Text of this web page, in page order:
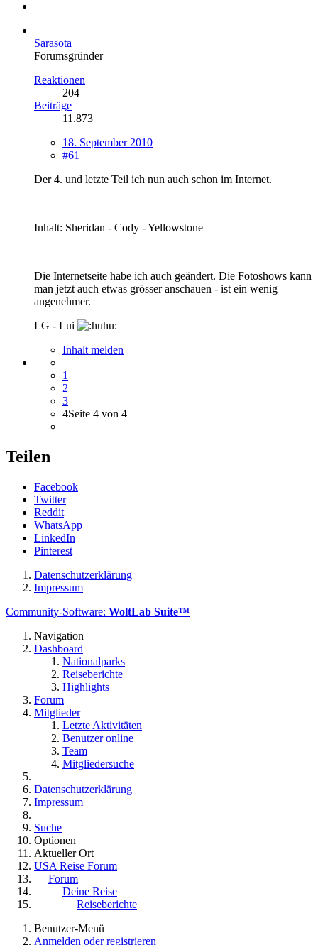
Sarasota
Forumsgründer
Reaktionen
204
Beiträge
11.873
18. September 2010
#61
Der 4. und letzte Teil ich nun auch schon im Internet.
Inhalt: Sheridan - Cody - Yellowstone
Die Internetseite habe ich auch geändert. Die Fotoshows kann
man jetzt auch etwas grösser anschauen - ist ein wenig
angenehmer.
LG - Lui
Inhalt melden
1
2
3
4Seite 4 von 4
Teilen
Facebook
Twitter
Reddit
WhatsApp
LinkedIn
Pinterest
Datenschutzerklärung
Impressum
Community-Software: WoltLab Suite™
Navigation
Dashboard
Nationalparks
Reiseberichte
Highlights
Forum
Mitglieder
Letzte Aktivitäten
Benutzer online
Team
Mitgliedersuche
Datenschutzerklärung
Impressum
Suche
Optionen
Aktueller Ort
USA Reise Forum
Forum
Deine Reise
Reiseberichte
Benutzer-Menü
Anmelden oder registrieren